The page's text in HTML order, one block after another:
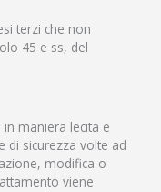
terzi che non
45 e ss, del
maniera lecita e
di sicurezza volte ad
modifica o
viene